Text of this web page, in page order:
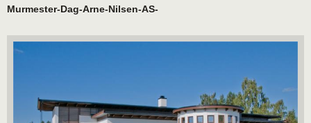
Murmester-Dag-Arne-Nilsen-AS-